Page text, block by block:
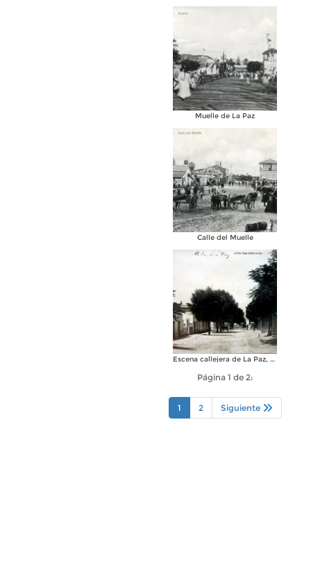
Muelle de La Paz
Calle del Muelle
Escena callejera de La Paz, Baja California Sur .
Página 1 de 2:
1 2 Siguiente